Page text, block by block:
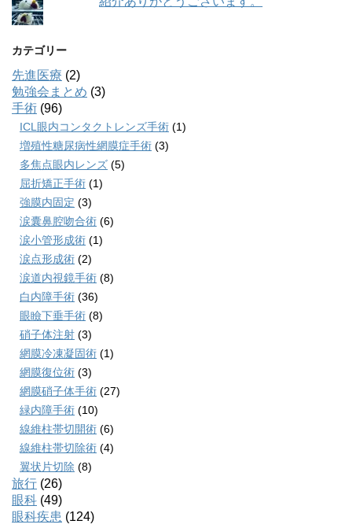
カテゴリー
先進医療 (2)
勉強会まとめ (3)
手術 (96)
ICL眼内コンタクトレンズ手術 (1)
増殖性糖尿病性網膜症手術 (3)
多焦点眼内レンズ (5)
屈折矯正手術 (1)
強膜内固定 (3)
涙囊鼻腔吻合術 (6)
涙小管形成術 (1)
涙点形成術 (2)
涙道内視鏡手術 (8)
白内障手術 (36)
眼瞼下垂手術 (8)
硝子体注射 (3)
網膜冷凍凝固術 (1)
網膜復位術 (3)
網膜硝子体手術 (27)
緑内障手術 (10)
線維柱帯切開術 (6)
線維柱帯切除術 (4)
翼状片切除 (8)
旅行 (26)
眼科 (49)
眼科疾患 (124)